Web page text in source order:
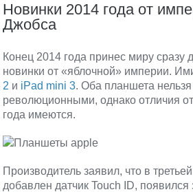
Новинки 2014 года от
Джобса
Конец 2014 года принес миру сразу
новинки от «яблочной» империи.
2 и iPad mini 3. Оба планшета нельзя
революционными, однако отличия
года имеются.
Производитель заявил, что в
добавлен датчик Touch ID, появился